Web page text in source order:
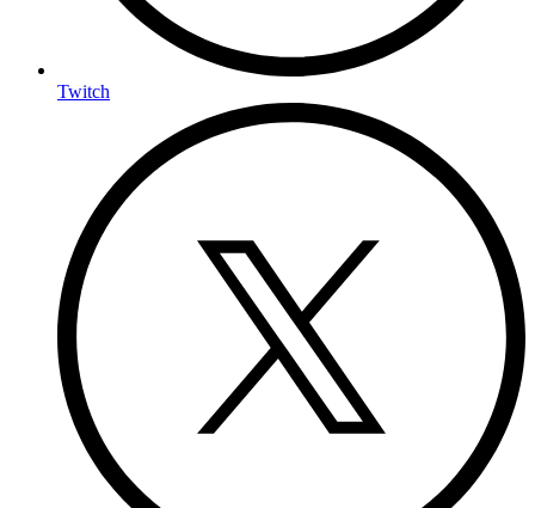
Twitch